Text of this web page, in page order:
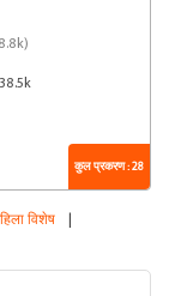
कुल प्रकरण : 28
विशेष |